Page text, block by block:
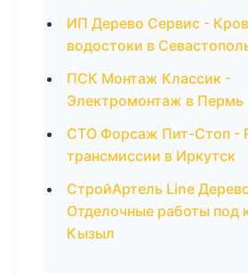
ИП Дерево Сервис -
водостоки в
ПСК Монтаж Классик -
Электромонтаж в Пермь
СТО Форсаж Пит-Стоп -
трансмиссии в Иркутск
СтройАртель Line
Отделочные работы под
Кызыл